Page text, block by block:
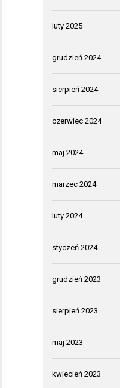
luty 2025
grudzień 2024
sierpień 2024
czerwiec 2024
maj 2024
marzec 2024
luty 2024
styczeń 2024
grudzień 2023
sierpień 2023
maj 2023
kwiecień 2023